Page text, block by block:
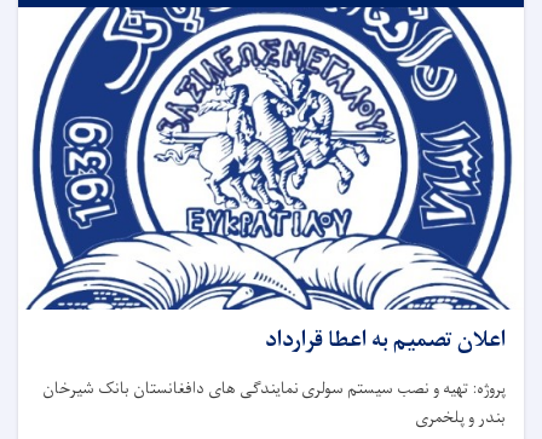
اعلان تصمیم به اعطا قرارداد
پروژه: تهیه و نصب سیستم سولری نمایندگی های دافغانستان بانک شیرخان
بندر و پلخمری